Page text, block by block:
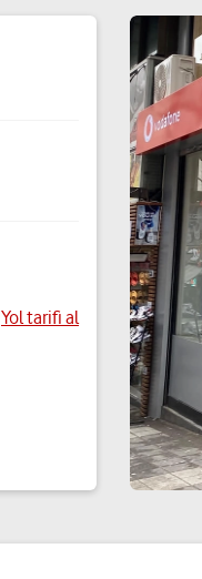
Yol tarifi al